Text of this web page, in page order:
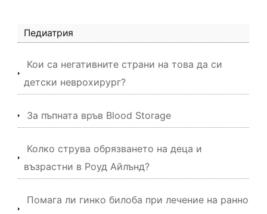
Педиатрия
Кои са негативните страни на това да си
детски неврохирург?
За пъпната връв Blood Storage
Колко струва обрязването на деца и
възрастни в Роуд Айлънд?
Помага ли гинко билоба при лечение на ранно